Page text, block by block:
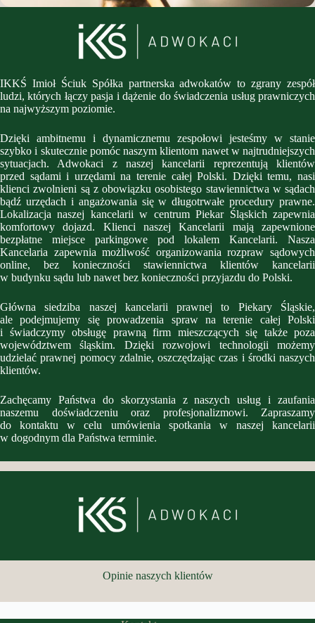
IKKŚ Imioł Ściuk Spółka partnerska adwokatów to zgrany zespół
ludzi, których łączy pasja i dążenie do świadczenia usług prawniczych
na najwyższym poziomie.
Dzięki ambitnemu i dynamicznemu zespołowi jesteśmy w stanie
szybko i skutecznie pomóc naszym klientom nawet w najtrudniejszych
sytuacjach. Adwokaci z naszej kancelarii reprezentują klientów
przed sądami i urzędami na terenie całej Polski. Dzięki temu, nasi
klienci zwolnieni są z obowiązku osobistego stawiennictwa w sądach
bądź urzędach i angażowania się w długotrwałe procedury prawne.
Lokalizacja naszej kancelarii w centrum Piekar Śląskich zapewnia
komfortowy dojazd. Klienci naszej Kancelarii mają zapewnione
bezpłatne miejsce parkingowe pod lokalem Kancelarii. Nasza
Kancelaria zapewnia możliwość organizowania rozpraw sądowych
online, bez konieczności stawiennictwa klientów kancelarii
w budynku sądu lub nawet bez konieczności przyjazdu do Polski.
Główna siedziba naszej kancelarii prawnej to Piekary Śląskie,
ale podejmujemy się prowadzenia spraw na terenie całej Polski
i świadczymy obsługę prawną firm mieszczących się także poza
województwem śląskim. Dzięki rozwojowi technologii możemy
udzielać prawnej pomocy zdalnie, oszczędzając czas i środki naszych
klientów.
Zachęcamy Państwa do skorzystania z naszych usług i zaufania
naszemu doświadczeniu oraz profesjonalizmowi. Zapraszamy
do kontaktu w celu umówienia spotkania w naszej kancelarii
w dogodnym dla Państwa terminie.
Opinie naszych klientów